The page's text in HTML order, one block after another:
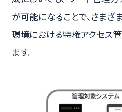
が可能になることで、さま
環境における特権アクセス
ます。